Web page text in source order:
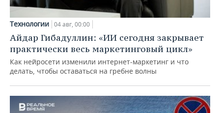
Технологии 04 авг, 00:00
Айдар Гибадуллин: «ИИ сегодня закрывает
практически весь маркетинговый цикл»
Как нейросети изменили интернет-маркетинг и что
делать, чтобы оставаться на гребне волны